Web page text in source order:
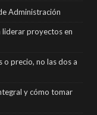
Administración
liderar proyectos en
o precio, no las dos a
y cómo tomar